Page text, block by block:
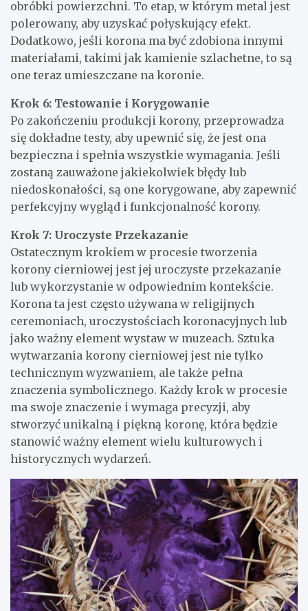
obróbki powierzchni. To etap, w którym metal jest
polerowany, aby uzyskać połyskujący efekt.
Dodatkowo, jeśli korona ma być zdobiona innymi
materiałami, takimi jak kamienie szlachetne, to są
one teraz umieszczane na koronie.
Krok 6: Testowanie i Korygowanie
Po zakończeniu produkcji korony, przeprowadza
się dokładne testy, aby upewnić się, że jest ona
bezpieczna i spełnia wszystkie wymagania. Jeśli
zostaną zauważone jakiekolwiek błędy lub
niedoskonałości, są one korygowane, aby zapewnić
perfekcyjny wygląd i funkcjonalność korony.
Krok 7: Uroczyste Przekazanie
Ostatecznym krokiem w procesie tworzenia
korony cierniowej jest jej uroczyste przekazanie
lub wykorzystanie w odpowiednim kontekście.
Korona ta jest często używana w religijnych
ceremoniach, uroczystościach koronacyjnych lub
jako ważny element wystaw w muzeach. Sztuka
wytwarzania korony cierniowej jest nie tylko
technicznym wyzwaniem, ale także pełna
znaczenia symbolicznego. Każdy krok w procesie
ma swoje znaczenie i wymaga precyzji, aby
stworzyć unikalną i piękną koronę, która będzie
stanowić ważny element wielu kulturowych i
historycznych wydarzeń.